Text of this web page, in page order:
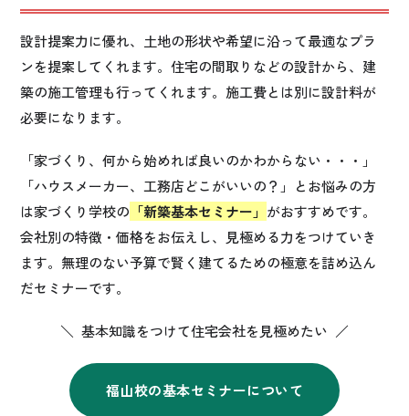
設計提案力に優れ、土地の形状や希望に沿って最適なプラ
ンを提案してくれます。住宅の間取りなどの設計から、建
築の施工管理も行ってくれます。施工費とは別に設計料が
必要になります。
「家づくり、何から始めれば良いのかわからない・・・」
「ハウスメーカー、工務店どこがいいの？」とお悩みの方
は家づくり学校の 「新築基本セミナー」 がおすすめです。
会社別の特徴・価格をお伝えし、見極める力をつけていき
ます。無理のない予算で賢く建てるための極意を詰め込ん
だセミナーです。
＼ 基本知識をつけて住宅会社を見極めたい ／
福山校の基本セミナーについて